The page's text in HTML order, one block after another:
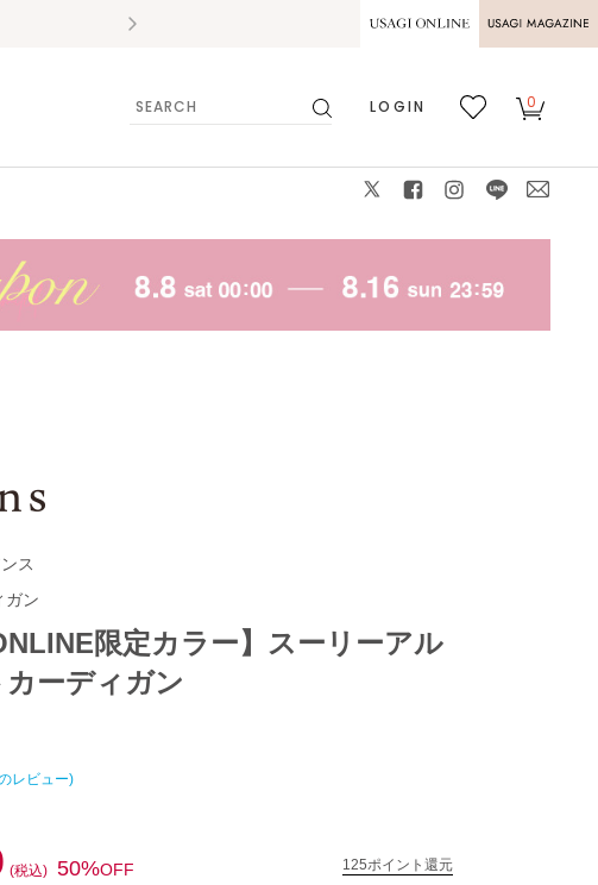
熊本県熊本地方を震源とする地震の影響に
MAGAZINE
LOGIN
0
ス
ガン
限定カラー】スーリーアル
ーディガン
レビュー)
(税込) 50%OFF 125ポイント還元